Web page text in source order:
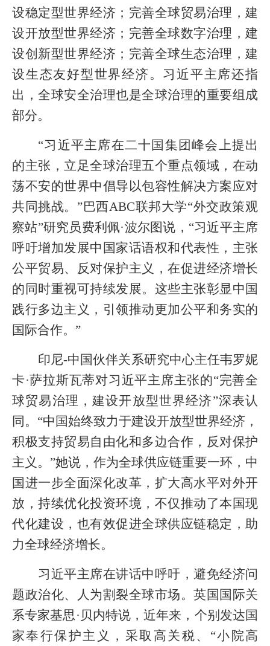
设稳定型世界经济；完善全球贸易治理，建
设开放型世界经济；完善全球数字治理，建
设创新型世界经济；完善全球生态治理，建
设生态友好型世界经济。习近平主席还指
出，全球安全治理也是全球治理的重要组成
部分。
“习近平主席在二十国集团峰会上提出
的主张，立足全球治理五个重点领域，在动
荡不安的世界中倡导以包容性解决方案应对
共同挑战。”巴西ABC联邦大学“外交政策观
察站”研究员费利佩·波尔图说，“习近平主席
呼吁增加发展中国家话语权和代表性，主张
公平贸易、反对保护主义，在促进经济增长
的同时重视可持续发展。这些主张彰显中国
践行多边主义，引领推动更加公平和务实的
国际合作。”
印尼-中国伙伴关系研究中心主任韦罗妮
卡·萨拉斯瓦蒂对习近平主席主张的“完善全
球贸易治理，建设开放型世界经济”深表认
同。“中国始终致力于建设开放型世界经济，
积极支持贸易自由化和多边合作，反对保护
主义。”她说，作为全球供应链重要一环，中
国进一步全面深化改革，扩大高水平对外开
放，持续优化投资环境，不仅推动了本国现
代化建设，也有效促进全球供应链稳定，助
力全球经济增长。
习近平主席在讲话中呼吁，避免经济问
题政治化、人为割裂全球市场。英国国际关
系专家基思·贝内特说，近年来，个别发达国
家奉行保护主义，采取高关税、“小院高